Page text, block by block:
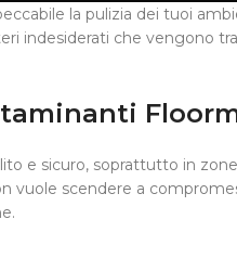
la pulizia dei tuoi
indesiderati che vengono
e sicuro, soprattutto in
vuole scendere a